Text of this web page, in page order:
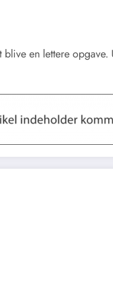
en lettere opgave.